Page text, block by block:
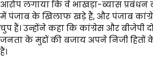
आरोप लगाया कि वे भाखड़ा-ब्यास प्रबंधन
में पंजाब के खिलाफ खड़े हैं, और पंजाब
चुप हैं। उन्होंने कहा कि कांग्रेस और बीजेपी
जनता के मुद्दों की बजाय अपने निजी
हैं।